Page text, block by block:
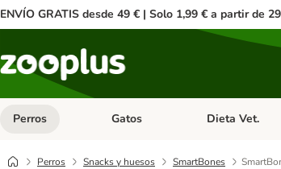
ENVÍO GRATIS desde 49 € | Solo 1,99 € a partir de
Perros Menú de categoria abierto: Perros
Gatos Menú de
Dieta Vet.
Perros Snacks y huesos SmartBones